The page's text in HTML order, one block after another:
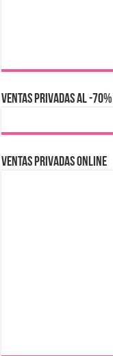
VENTAS PRIVADAS AL -70%
Ventas Privadas Online